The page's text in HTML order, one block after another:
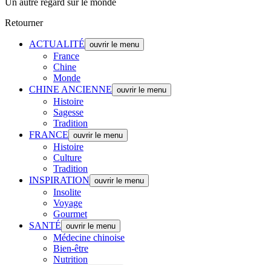
Un autre regard sur le monde
Retourner
ACTUALITÉ ouvrir le menu
France
Chine
Monde
CHINE ANCIENNE ouvrir le menu
Histoire
Sagesse
Tradition
FRANCE ouvrir le menu
Histoire
Culture
Tradition
INSPIRATION ouvrir le menu
Insolite
Voyage
Gourmet
SANTÉ ouvrir le menu
Médecine chinoise
Bien-être
Nutrition